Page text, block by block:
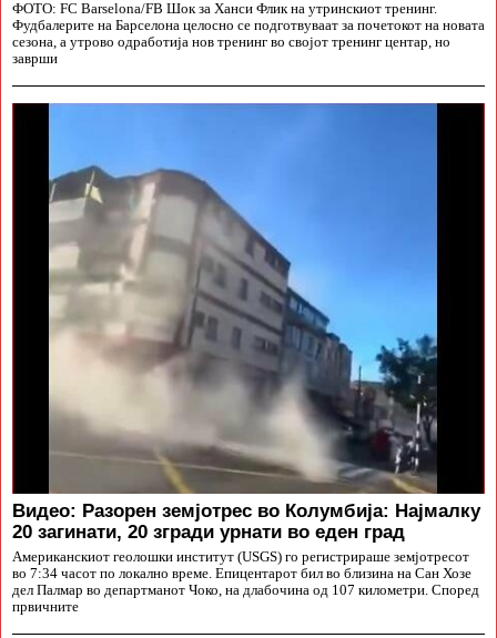
ФОТО: FC Barselona/FB Шок за Ханси Флик на утринскиот тренинг.
Фудбалерите на Барселона целосно се подготвуваат за почетокот на новата
сезона, а утрово одработија нов тренинг во својот тренинг центар, но
заврши
Видео: Разорен земјотрес во Колумбија: Најмалку
20 загинати, 20 згради урнати во еден град
Американскиот геолошки институт (USGS) го регистрираше земјотресот
во 7:34 часот по локално време. Епицентарот бил во близина на Сан Хозе
дел Палмар во департманот Чоко, на длабочина од 107 километри. Според
првичните